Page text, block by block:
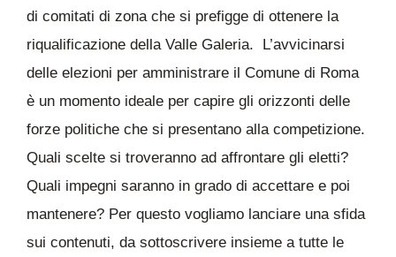
di comitati di zona che si prefigge di ottenere la
riqualificazione della Valle Galeria. L’avvicinarsi
delle elezioni per amministrare il Comune di Roma
è un momento ideale per capire gli orizzonti delle
forze politiche che si presentano alla competizione.
Quali scelte si troveranno ad affrontare gli eletti?
Quali impegni saranno in grado di accettare e poi
mantenere? Per questo vogliamo lanciare una sfida
sui contenuti, da sottoscrivere insieme a tutte le